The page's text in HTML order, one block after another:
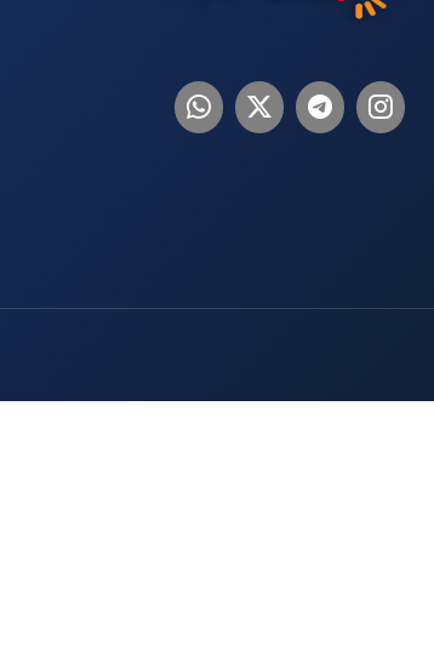
اینستاگرام
تلگرام توییترلینکدین